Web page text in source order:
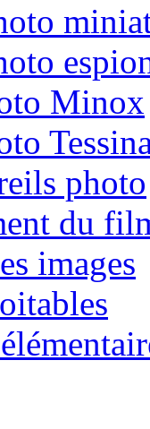
Minox
photo
du
images